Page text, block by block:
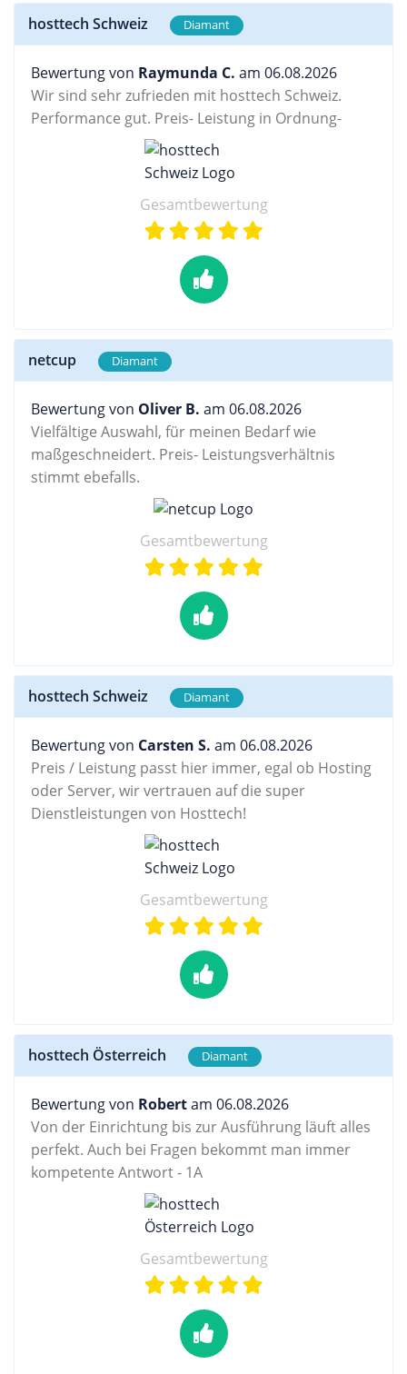
hosttech Schweiz Diamant
Bewertung von Raymunda C. am 06.08.2026
Wir sind sehr zufrieden mit hosttech Schweiz.
Performance gut. Preis- Leistung in Ordnung-
Gesamtbewertung
netcup Diamant
Bewertung von Oliver B. am 06.08.2026
Vielfältige Auswahl, für meinen Bedarf wie
maßgeschneidert. Preis- Leistungsverhältnis
stimmt ebefalls.
Gesamtbewertung
hosttech Schweiz Diamant
Bewertung von Carsten S. am 06.08.2026
Preis / Leistung passt hier immer, egal ob Hosting
oder Server, wir vertrauen auf die super
Dienstleistungen von Hosttech!
Gesamtbewertung
hosttech Österreich Diamant
Bewertung von Robertam 06.08.2026
Von der Einrichtung bis zur Ausführung läuft alles
perfekt. Auch bei Fragen bekommt man immer
kompetente Antwort - 1A
Gesamtbewertung